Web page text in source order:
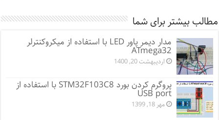
مطالب بیشتر برای شما
مدار دیمر پاور LED با استفاده از میکروکنترلر
ATmega32
اردیبهشت 20, 1400
پروگرم کردن بورد STM32F103C8 با استفاده از
USB port
مهر 18, 1399